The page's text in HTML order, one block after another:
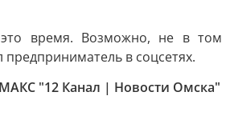
время. Возможно, не в том
в соцсетях.
"12 Канал | Новости Омска"